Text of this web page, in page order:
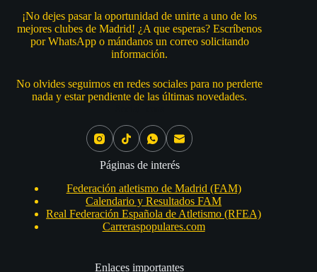
¡No dejes pasar la oportunidad de unirte a uno de los
mejores clubes de Madrid! ¿A que esperas? Escríbenos
por WhatsApp o mándanos un correo solicitando
información.
No olvides seguirnos en redes sociales para no perderte
nada y estar pendiente de las últimas novedades.
Páginas de interés
Federación atletismo de Madrid (FAM)
Calendario y Resultados FAM
Real Federación Española de Atletismo (RFEA)
Carreraspopulares.com
Enlaces importantes